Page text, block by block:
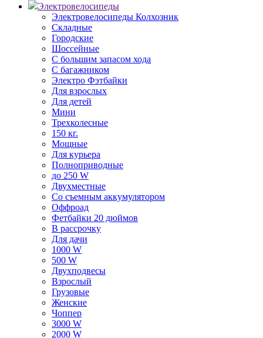
Электровелосипеды
Электровелосипеды Колхозник
Складные
Городские
Шоссейные
С большим запасом хода
С багажником
Электро Фэтбайки
Для взрослых
Для детей
Мини
Трехколесные
150 кг.
Мощные
Для курьера
Полноприводные
до 250 W
Двухместные
Со съемным аккумулятором
Оффроад
Фетбайки 20 дюймов
В рассрочку
Для дачи
1000 W
500 W
Двухподвесы
Взрослый
Грузовые
Женские
Чоппер
3000 W
2000 W